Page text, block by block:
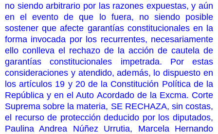
no siendo arbitrario por las razones expuestas, y aún
en el evento de que lo fuera, no siendo posible
sostener que afecte garantías constitucionales en la
forma invocada por los recurrentes, necesariamente
ello conlleva el rechazo de la acción de cautela de
garantías constitucionales impetrada. Por estas
consideraciones y atendido, además, lo dispuesto en
los artículos 19 y 20 de la Constitución Política de la
República y en el Auto Acordado de la Excma. Corte
Suprema sobre la materia, SE RECHAZA, sin costas,
el recurso de protección deducido por los diputados,
Paulina Andrea Núñez Urrutia, Marcela Hernando